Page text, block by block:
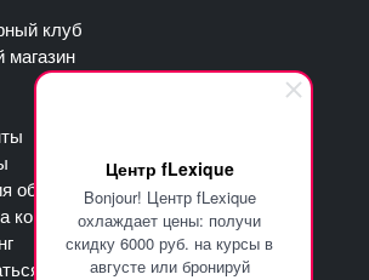
Центр fLexique
Bonjour! Центр fLexique
охлаждает цены: получи
скидку 6000 руб. на курсы в
августе или бронируй
клуб
магазин
об образовательной организации
конфиденциальности
на рассылку